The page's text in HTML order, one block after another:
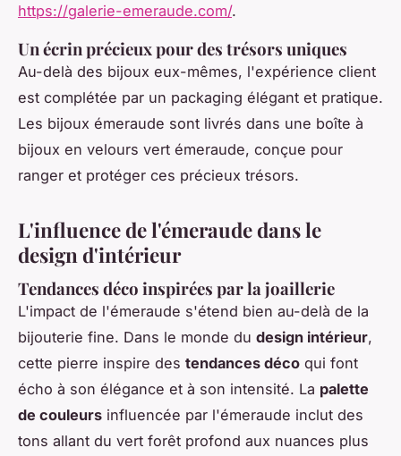
https://galerie-emeraude.com/.
Un écrin précieux pour des trésors uniques
Au-delà des bijoux eux-mêmes, l'expérience client
est complétée par un packaging élégant et pratique.
Les bijoux émeraude sont livrés dans une boîte à
bijoux en velours vert émeraude, conçue pour
ranger et protéger ces précieux trésors.
L'influence de l'émeraude dans le
design d'intérieur
Tendances déco inspirées par la joaillerie
L'impact de l'émeraude s'étend bien au-delà de la
bijouterie fine. Dans le monde du design intérieur,
cette pierre inspire des tendances déco qui font
écho à son élégance et à son intensité. La palette
de couleurs influencée par l'émeraude inclut des
tons allant du vert forêt profond aux nuances plus